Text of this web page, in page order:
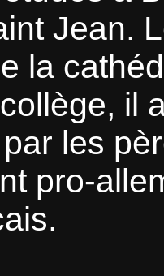
Jean.
la
il
les
pro-